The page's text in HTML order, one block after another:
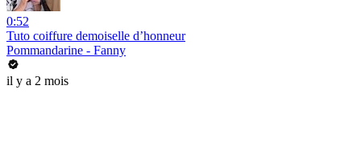
0:52
Tuto coiffure demoiselle d’honneur
Pommandarine - Fanny
il y a 2 mois